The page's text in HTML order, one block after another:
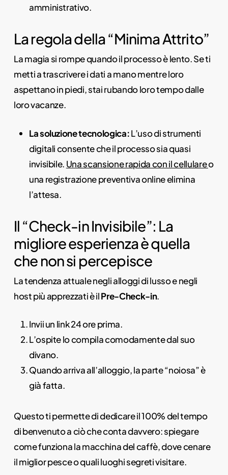
amministrativo.
La regola della “Minima Attrito”
La magia si rompe quando il processo è lento. Se ti
metti a trascrivere i dati a mano mentre loro
aspettano in piedi, stai rubando loro tempo dalle
loro vacanze.
La soluzione tecnologica:L’uso di strumenti
digitali consente che il processo sia quasi
invisibile. Una scansione rapida con il cellulareo
una registrazione preventiva online elimina
l’attesa.
Il “Check-in Invisibile”: La
migliore esperienza è quella
che non si percepisce
La tendenza attuale negli alloggi di lusso e negli
host più apprezzati è ilPre-Check-in.
Invii un link 24 ore prima.
L’ospite lo compila comodamente dal suo
divano.
Quando arriva all’alloggio, la parte “noiosa” è
già fatta.
Questo ti permette di dedicare il 100% del tempo
di benvenuto a ciò che conta davvero: spiegare
come funziona la macchina del caffè, dove cenare
il miglior pesce o quali luoghi segreti visitare.